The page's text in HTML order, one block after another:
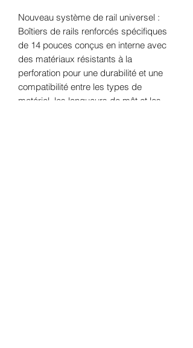
Nouveau système de rail universel :
Boîtiers de rails renforcés spécifiques
de 14 pouces conçus en interne avec
des matériaux résistants à la
perforation pour une durabilité et une
compatibilité entre les types de
matériel, les longueurs de mât et les